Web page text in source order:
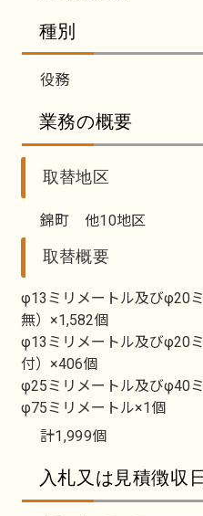
種別
役務
業務の概要
取替地区
錦町 他10地区
取替概要
φ13ミリメートル及びφ20
無）×1,582個
φ13ミリメートル及びφ20
付）×406個
φ25ミリメートル及びφ40
φ75ミリメートル×1個
計1,999個
入札又は見積徴収日